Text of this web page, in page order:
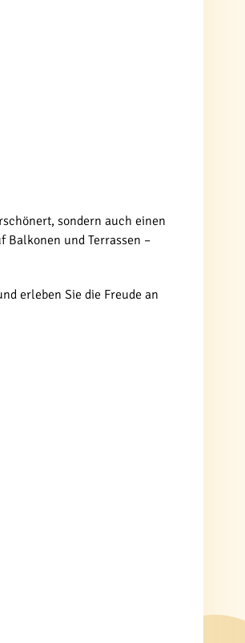
sondern auch einen
Balkonen und Terrassen –
erleben Sie die Freude an